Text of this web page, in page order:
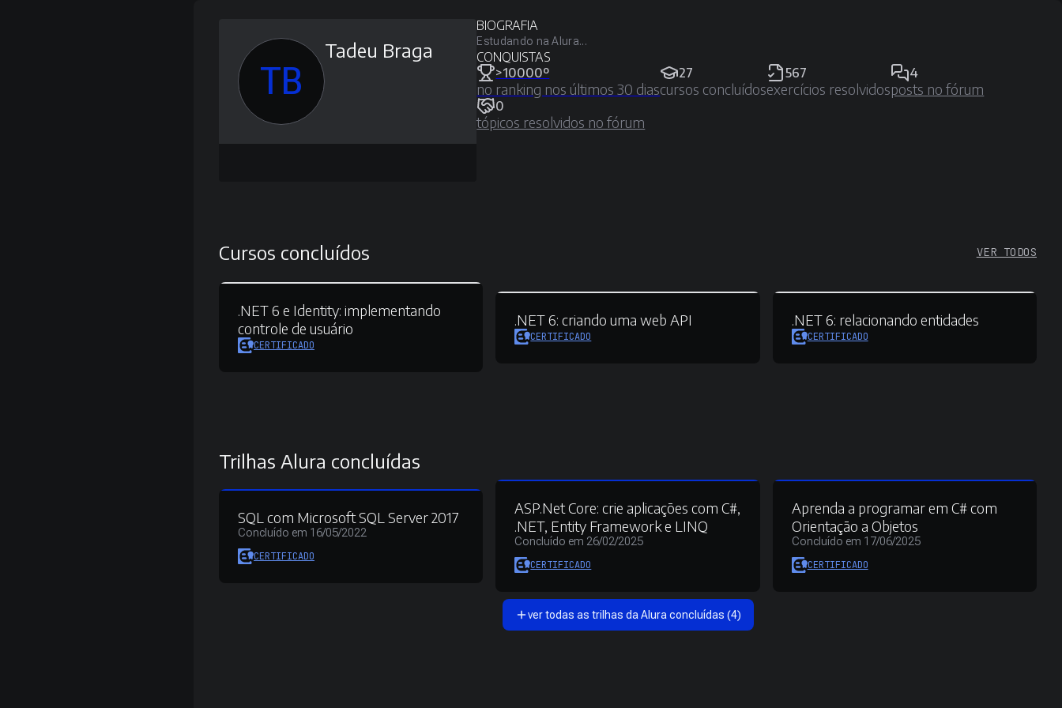
TB
Tadeu Braga
BIOGRAFIA
Estudando na Alura...
CONQUISTAS
>10000º
no ranking nos últimos 30 dias
27
cursos concluídos
567
exercícios resolvidos
4
posts no fórum
0
tópicos resolvidos no fórum
Cursos concluídos VER TODOS
.NET 6 e Identity: implementando
controle de usuário
CERTIFICADO
.NET 6: criando uma web API
CERTIFICADO
.NET 6: relacionando entidades
CERTIFICADO
Trilhas Alura concluídas
SQL com Microsoft SQL Server 2017
Concluído em 16/05/2022
CERTIFICADO
ASP.Net Core: crie aplicações com C#,
.NET, Entity Framework e LINQ
Concluído em 26/02/2025
CERTIFICADO
Aprenda a programar em C# com
Orientação a Objetos
Concluído em 17/06/2025
CERTIFICADO
ver todas as trilhas da Alura concluídas (4)